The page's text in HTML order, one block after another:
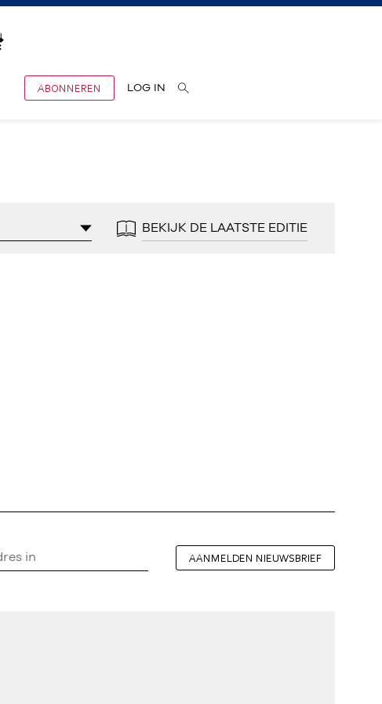
ABONNEREN LOG IN
BEKIJK DE LAATSTE EDITIE
AANMELDEN NIEUWSBRIEF